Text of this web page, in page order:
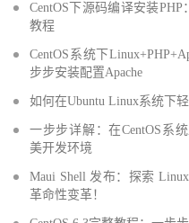
CentOS下源码编译安装PHP
教程
CentOS系统下
步步安装配置Apache
如何在Ubuntu Linux系统下
一步步详解：在CentOS系
美开发环境
Maui Shell 发布：探索
革命性变革！